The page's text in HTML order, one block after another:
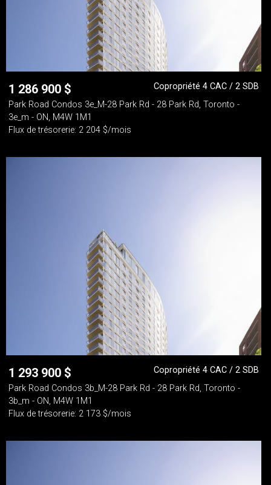
1 286 900 $
Copropriété 4 CAC / 2 SDB
Park Road Condos 3e_M-28 Park Rd - 28 Park Rd, Toronto -
3e_m - ON, M4W 1M1
Flux de trésorerie: 2 204 $/mois
1 293 900 $
Copropriété 4 CAC / 2 SDB
Park Road Condos 3b_M-28 Park Rd - 28 Park Rd, Toronto -
3b_m - ON, M4W 1M1
Flux de trésorerie: 2 173 $/mois